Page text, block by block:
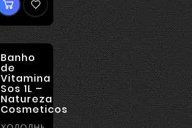
Banho
de
Vitamina
Sos 1L –
Natureza
Cosmeticos